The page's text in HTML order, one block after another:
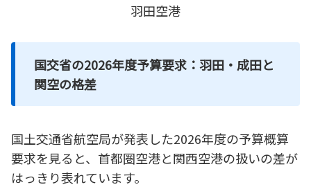
羽田空港
国交省の2026年度予算要求：羽田・成田と
関空の格差
国土交通省航空局が発表した2026年度の予算概算
要求を見ると、首都圏空港と関西空港の扱いの差が
はっきり表れています。